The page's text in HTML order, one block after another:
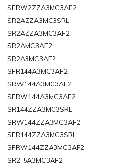
SFRW2ZZA3MC3AF2
SR2AZZA3MC3SRL
SR2AZZA3MC3AF2
SR2AMC3AF2
SR2A3MC3AF2
SFR144A3MC3AF2
SRW144A3MC3AF2
SFRW144A3MC3AF2
SR144ZZA3MC3SRL
SRW144ZZA3MC3AF2
SFR144ZZA3MC3SRL
SFRW144ZZA3MC3AF2
SR2-5A3MC3AF2